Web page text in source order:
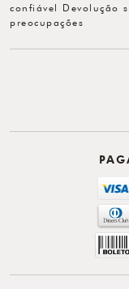
confiável Devolução
preocupações